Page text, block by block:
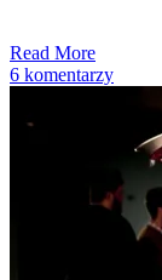
Read More
6 komentarzy